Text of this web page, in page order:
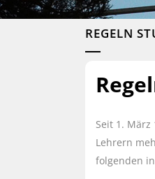
REGELN
Seit 1.
Lehrern
folgenden